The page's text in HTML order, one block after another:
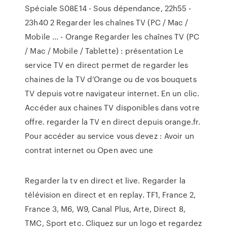
Spéciale S08E14 - Sous dépendance, 22h55 -
23h40 2 Regarder les chaînes TV (PC / Mac /
Mobile ... - Orange Regarder les chaînes TV (PC
/ Mac / Mobile / Tablette) : présentation Le
service TV en direct permet de regarder les
chaines de la TV d’Orange ou de vos bouquets
TV depuis votre navigateur internet. En un clic.
Accéder aux chaines TV disponibles dans votre
offre. regarder la TV en direct depuis orange.fr.
Pour accéder au service vous devez : Avoir un
contrat internet ou Open avec une
Regarder la tv en direct et live. Regarder la
télévision en direct et en replay. TF1, France 2,
France 3, M6, W9, Canal Plus, Arte, Direct 8,
TMC, Sport etc. Cliquez sur un logo et regardez